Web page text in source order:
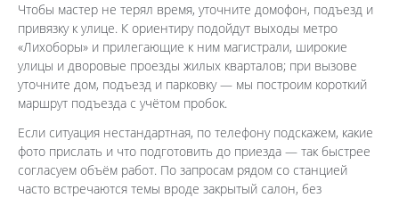
Чтобы мастер не терял время, уточните домофон, подъезд и
привязку к улице. К ориентиру подойдут выходы метро
«Лихоборы» и прилегающие к ним магистрали, широкие
улицы и дворовые проезды жилых кварталов; при вызове
уточните дом, подъезд и парковку — мы построим короткий
маршрут подъезда с учётом пробок.
Если ситуация нестандартная, по телефону подскажем, какие
фото прислать и что подготовить до приезда — так быстрее
согласуем объём работ. По запросам рядом со станцией
часто встречаются темы вроде закрытый салон, без